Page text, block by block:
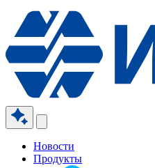
Новости
Продукты